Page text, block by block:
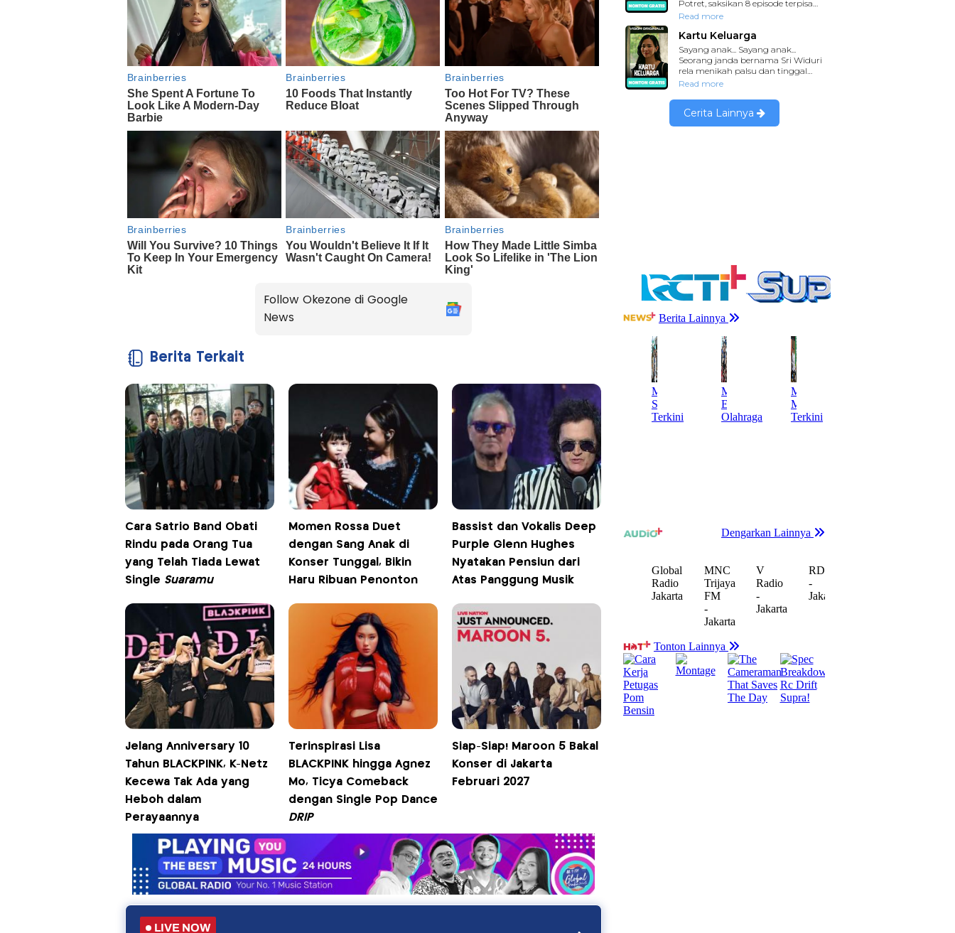
Follow Okezone di Google
News
Berita Terkait
Cara Satrio Band Obati
Rindu pada Orang Tua
yang Telah Tiada Lewat
Single Suaramu
Momen Rossa Duet
dengan Sang Anak di
Konser Tunggal, Bikin
Haru Ribuan Penonton
Bassist dan Vokalis Deep
Purple Glenn Hughes
Nyatakan Pensiun dari
Atas Panggung Musik
Jelang Anniversary 10
Tahun BLACKPINK, K-Netz
Kecewa Tak Ada yang
Heboh dalam
Perayaannya
Terinspirasi Lisa
BLACKPINK hingga Agnez
Mo, Ticya Comeback
dengan Single Pop Dance
DRIP
Siap-Siap! Maroon 5 Bakal
Konser di Jakarta
Februari 2027
LIVE NOW